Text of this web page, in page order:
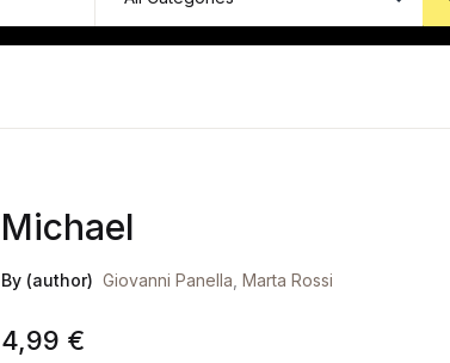
Michael
By (author) Giovanni Panella Marta Rossi
4,99 €